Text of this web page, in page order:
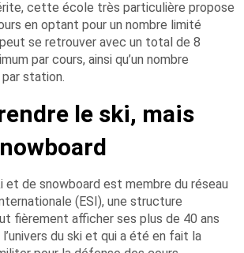
cette école très particulière propose
en optant pour un nombre limité
se retrouver avec un total de 8
par cours, ainsi qu’un nombre
station.
le ski, mais
de snowboard est membre du réseau
(ESI), une structure
fièrement afficher ses plus de 40 ans
du ski et qui a été en fait la